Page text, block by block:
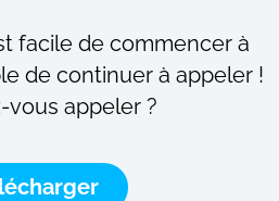
facile de commencer à
de continuer à appeler !
vous appeler ?